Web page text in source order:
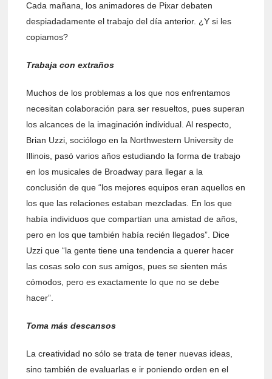
Cada mañana, los animadores de Pixar debaten
despiadadamente el trabajo del día anterior. ¿Y si les
copiamos?
Trabaja con extraños
Muchos de los problemas a los que nos enfrentamos
necesitan colaboración para ser resueltos, pues superan
los alcances de la imaginación individual. Al respecto,
Brian Uzzi, sociólogo en la Northwestern University de
Illinois, pasó varios años estudiando la forma de trabajo
en los musicales de Broadway para llegar a la
conclusión de que “los mejores equipos eran aquellos en
los que las relaciones estaban mezcladas. En los que
había individuos que compartían una amistad de años,
pero en los que también había recién llegados”. Dice
Uzzi que “la gente tiene una tendencia a querer hacer
las cosas solo con sus amigos, pues se sienten más
cómodos, pero es exactamente lo que no se debe
hacer”.
Toma más descansos
La creatividad no sólo se trata de tener nuevas ideas,
sino también de evaluarlas e ir poniendo orden en el